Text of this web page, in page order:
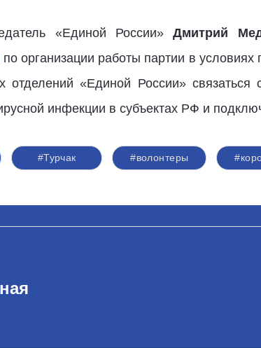
«Единой России»Дмитрий
по организации работы партии в
отделений «Единой России»
инфекции в субъектах РФ и
#Турчак #волонтеры